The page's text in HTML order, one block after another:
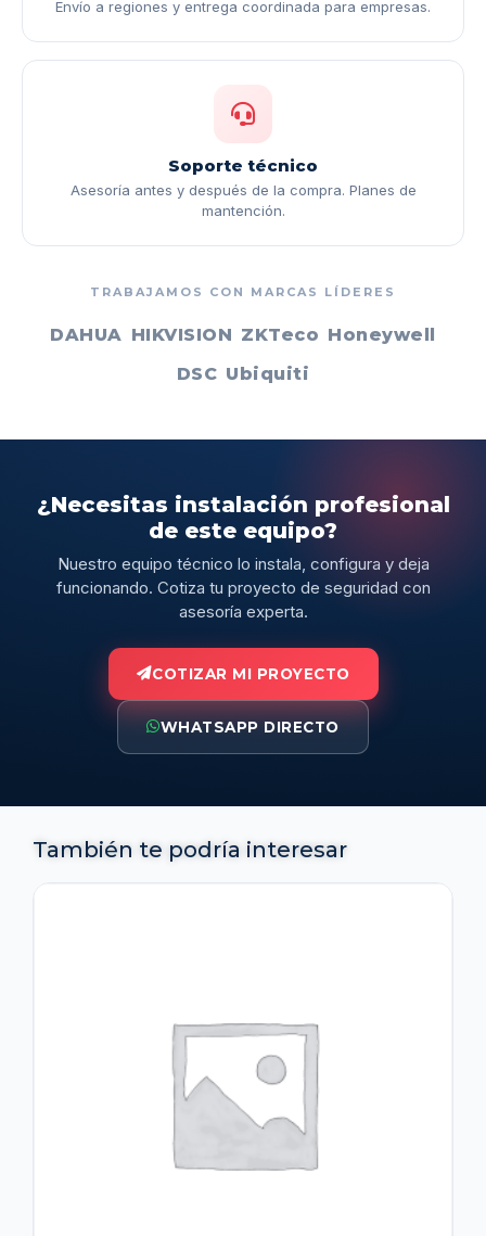
Envío a regiones y entrega coordinada para empresas.
Soporte técnico
Asesoría antes y después de la compra. Planes de
mantención.
TRABAJAMOS CON MARCAS LÍDERES
DAHUA HIKVISION ZKTeco Honeywell
DSC Ubiquiti
¿Necesitas instalación profesional
de este equipo?
Nuestro equipo técnico lo instala, configura y deja
funcionando. Cotiza tu proyecto de seguridad con
asesoría experta.
COTIZAR MI PROYECTO
WHATSAPP DIRECTO
También te podría interesar